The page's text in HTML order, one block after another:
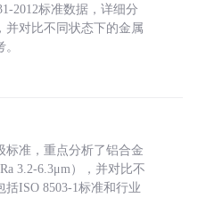
2012标准数据，详细分
并对比不同状态下的金属
标准，重点分析了铝合金
3.2-6.3μm），并对比不
ISO 8503-1标准和行业